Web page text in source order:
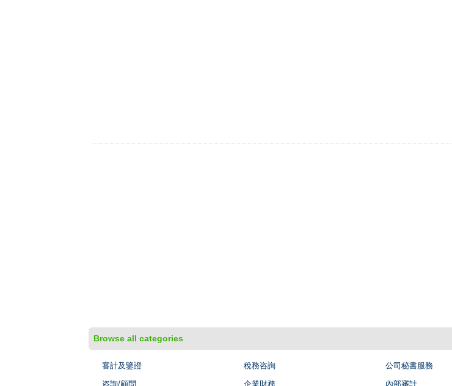
Browse all categories
審計及鑒證 稅務咨詢
公司秘書服務
咨詢/顧問
企業財務 內部審計